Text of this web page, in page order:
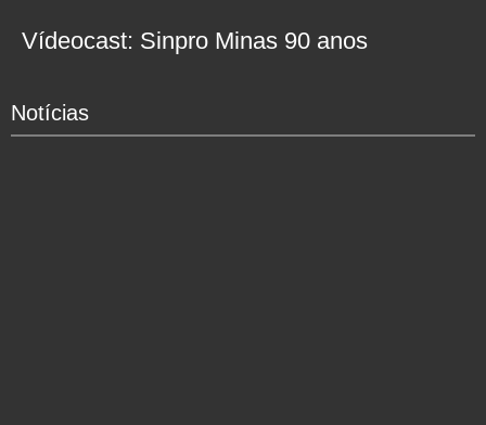
Vídeocast: Sinpro Minas 90 anos
Notícias